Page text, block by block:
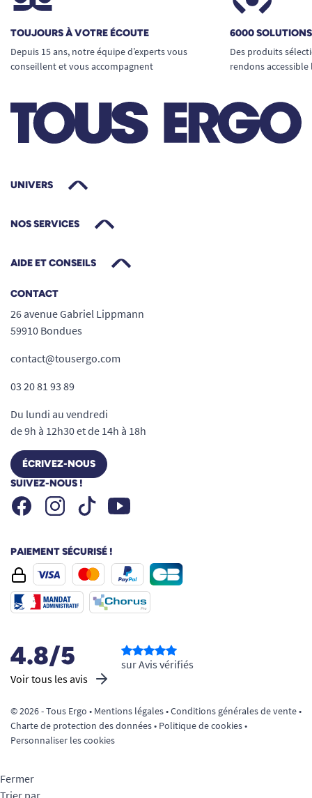
TOUJOURS À VOTRE ÉCOUTE
Depuis 15 ans, notre équipe d’experts vous
conseillent et vous accompagnent
6000
Des produits
rendons
UNIVERS
NOS SERVICES
AIDE ET CONSEILS
CONTACT
26 avenue Gabriel Lippmann
59910 Bondues
contact@tousergo.com
03 20 81 93 89
Du lundi au vendredi
de 9h à 12h30 et de 14h à 18h
ÉCRIVEZ-NOUS
SUIVEZ-NOUS !
FacebookInstagramTiktok Youtube
PAIEMENT SÉCURISÉ !
4.8/5
Voir tous les avis
sur Avis vérifiés
© 2026 - Tous Ergo • Mentions légales•Conditions générales de vente•
Charte de protection des données• Politique de cookies•
Personnaliser les cookies
Fermer